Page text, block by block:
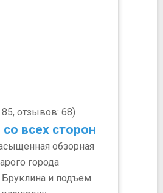
отзывов: 68)
всех сторон
обзорная
города
и подъем